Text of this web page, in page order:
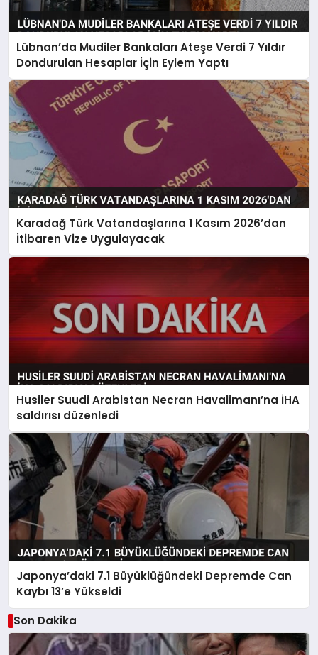
Lübnan’da Mudiler Bankaları Ateşe Verdi 7 Yıldır
Dondurulan Hesaplar İçin Eylem Yaptı
Karadağ Türk Vatandaşlarına 1 Kasım 2026’dan
İtibaren Vize Uygulayacak
Husiler Suudi Arabistan Necran Havalimanı’na İHA
saldırısı düzenledi
Japonya’daki 7.1 Büyüklüğündeki Depremde Can
Kaybı 13’e Yükseldi
Son Dakika